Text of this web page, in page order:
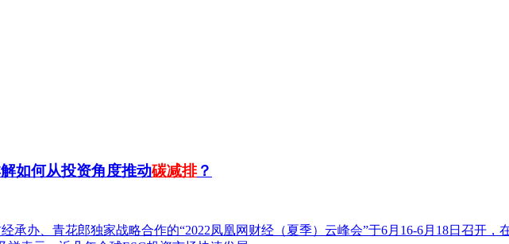
如何从投资角度推动碳减排？
承办、青花郎独家战略合作的“2022凤凰网财经（夏季）云峰会”于6月16-6月18日召开